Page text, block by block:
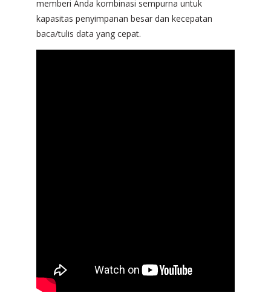
memberi Anda kombinasi sempurna untuk
kapasitas penyimpanan besar dan kecepatan
baca/tulis data yang cepat.